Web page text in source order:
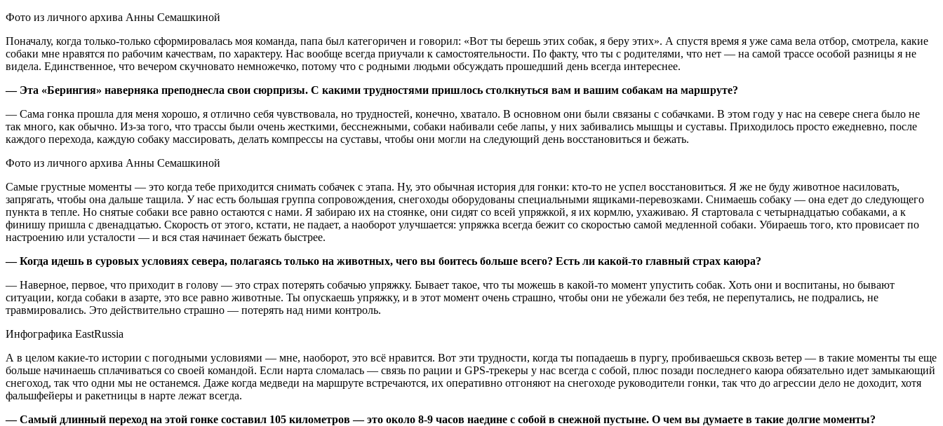
Фото из личного архива Анны Семашкиной
Поначалу, когда только-только сформировалась моя команда, папа был категоричен и говорил: «Вот ты берешь этих собак, я беру этих». А спустя время я уже сама вела отбор, смотрела, какие
собаки мне нравятся по рабочим качествам, по характеру. Нас вообще всегда приучали к самостоятельности. По факту, что ты с родителями, что нет — на самой трассе особой разницы я не
видела. Единственное, что вечером скучновато немножечко, потому что с родными людьми обсуждать прошедший день всегда интереснее.
— Эта «Берингия» наверняка преподнесла свои сюрпризы. С какими трудностями пришлось столкнуться вам и вашим собакам на маршруте?
— Сама гонка прошла для меня хорошо, я отлично себя чувствовала, но трудностей, конечно, хватало. В основном они были связаны с собачками. В этом году у нас на севере снега было не
так много, как обычно. Из-за того, что трассы были очень жесткими, бесснежными, собаки набивали себе лапы, у них забивались мышцы и суставы. Приходилось просто ежедневно, после
каждого перехода, каждую собаку массировать, делать компрессы на суставы, чтобы они могли на следующий день восстановиться и бежать.
Фото из личного архива Анны Семашкиной
Самые грустные моменты — это когда тебе приходится снимать собачек с этапа. Ну, это обычная история для гонки: кто-то не успел восстановиться. Я же не буду животное насиловать,
запрягать, чтобы она дальше тащила. У нас есть большая группа сопровождения, снегоходы оборудованы специальными ящиками-перевозками. Снимаешь собаку — она едет до следующего
пункта в тепле. Но снятые собаки все равно остаются с нами. Я забираю их на стоянке, они сидят со всей упряжкой, я их кормлю, ухаживаю. Я стартовала с четырнадцатью собаками, а к
финишу пришла с двенадцатью. Скорость от этого, кстати, не падает, а наоборот улучшается: упряжка всегда бежит со скоростью самой медленной собаки. Убираешь того, кто провисает по
настроению или усталости — и вся стая начинает бежать быстрее.
— Когда идешь в суровых условиях севера, полагаясь только на животных, чего вы боитесь больше всего? Есть ли какой-то главный страх каюра?
— Наверное, первое, что приходит в голову — это страх потерять собачью упряжку. Бывает такое, что ты можешь в какой-то момент упустить собак. Хоть они и воспитаны, но бывают
ситуации, когда собаки в азарте, это все равно животные. Ты опускаешь упряжку, и в этот момент очень страшно, чтобы они не убежали без тебя, не перепутались, не подрались, не
травмировались. Это действительно страшно — потерять над ними контроль.
Инфографика EastRussia
А в целом какие-то истории с погодными условиями — мне, наоборот, это всё нравится. Вот эти трудности, когда ты попадаешь в пургу, пробиваешься сквозь ветер — в такие моменты ты еще
больше начинаешь сплачиваться со своей командой. Если нарта сломалась — связь по рации и GPS-трекеры у нас всегда с собой, плюс позади последнего каюра обязательно идет замыкающий
снегоход, так что одни мы не останемся. Даже когда медведи на маршруте встречаются, их оперативно отгоняют на снегоходе руководители гонки, так что до агрессии дело не доходит, хотя
фальшфейеры и ракетницы в нарте лежат всегда.
— Самый длинный переход на этой гонке составил 105 километров — это около 8-9 часов наедине с собой в снежной пустыне. О чем вы думаете в такие долгие моменты?